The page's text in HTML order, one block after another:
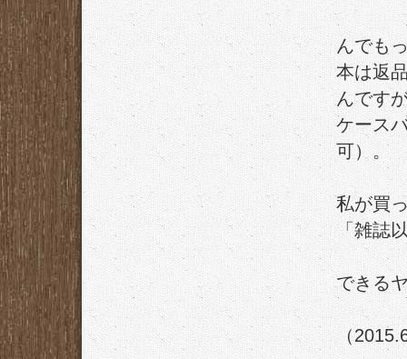
んでも
本は返
んです
ケース
可）。
私が買
「雑誌
できる
（